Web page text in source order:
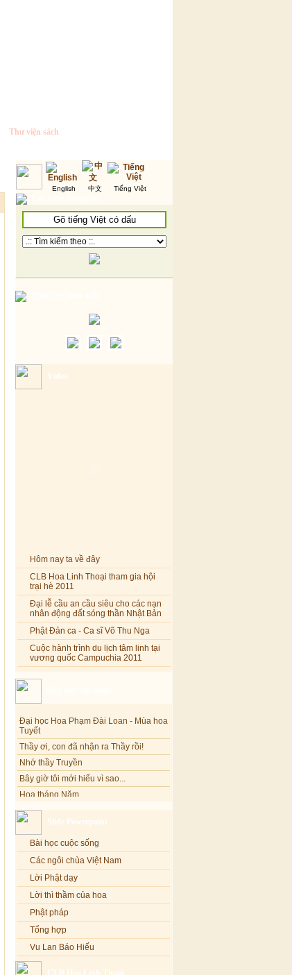
Thư viện sách
English 中文 Tiếng Việt
Video
Hôm nay ta về đây
CLB Hoa Linh Thoại tham gia hội
trại hè 2011
Đại lễ cầu an cầu siêu cho các nạn
nhân động đất sóng thần Nhật Bản
Phật Đản ca - Ca sĩ Võ Thu Nga
Cuộc hành trình du lịch tâm linh tại
vương quốc Campuchia 2011
Đại học Hoa Phạm Đài Loan - Mùa hoa
Thầy ơi, con đã nhận ra Thầy rồi!
Nhớ thầy Truyền
Bây giờ tôi mới hiểu vì sao...
Hoa tháng Năm
Cổ phần công đức
Tôi mắc nợ ông Sáu
Đi tìm vũ khúc mùa hè
Mơ màng Phật dạy....
Lời thú tội của chị gái nhỏ nhen
Slide Powerpoint
Bài học cuộc sống
Các ngôi chùa Việt Nam
Lời Phật dạy
Lời thì thầm của hoa
Phật pháp
Tổng hợp
Vu Lan Báo Hiếu
CLB Hoa Linh Thoại